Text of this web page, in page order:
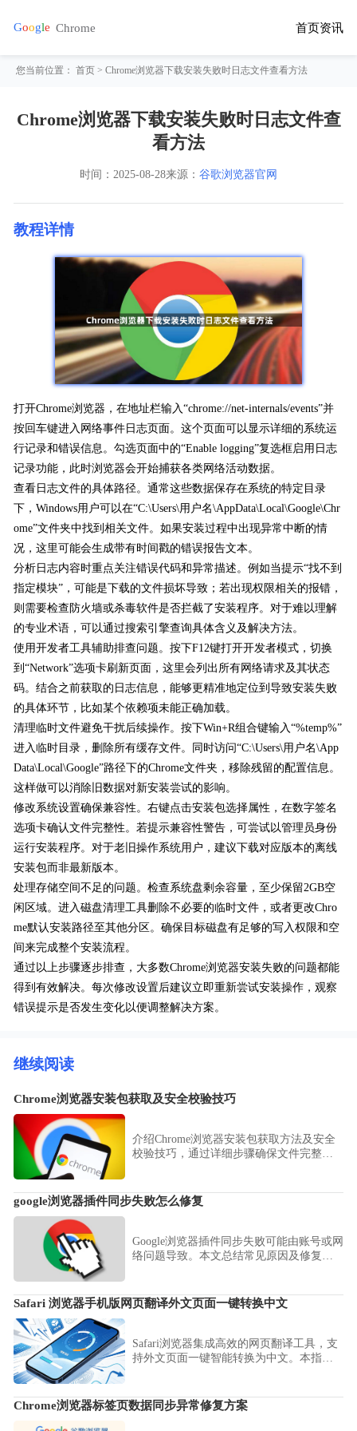
首页资讯
您当前位置：首页 > Chrome浏览器下载安装失败时日志文件查看方法
Chrome浏览器下载安装失败时日志文件查
看方法
时间： 2025-08-28来源： 谷歌浏览器官网
教程详情
打开Chrome浏览器，在地址栏输入“chrome://net-internals/events”并
按回车键进入网络事件日志页面。这个页面可以显示详细的系统运
行记录和错误信息。勾选页面中的“Enable logging”复选框启用日志
记录功能，此时浏览器会开始捕获各类网络活动数据。
查看日志文件的具体路径。通常这些数据保存在系统的特定目录
下，Windows用户可以在“C:\Users\用户名\AppData\Local\Google\Chr
ome”文件夹中找到相关文件。如果安装过程中出现异常中断的情
况，这里可能会生成带有时间戳的错误报告文本。
分析日志内容时重点关注错误代码和异常描述。例如当提示“找不到
指定模块”，可能是下载的文件损坏导致；若出现权限相关的报错，
则需要检查防火墙或杀毒软件是否拦截了安装程序。对于难以理解
的专业术语，可以通过搜索引擎查询具体含义及解决方法。
使用开发者工具辅助排查问题。按下F12键打开开发者模式，切换
到“Network”选项卡刷新页面，这里会列出所有网络请求及其状态
码。结合之前获取的日志信息，能够更精准地定位到导致安装失败
的具体环节，比如某个依赖项未能正确加载。
清理临时文件避免干扰后续操作。按下Win+R组合键输入“%temp%”
进入临时目录，删除所有缓存文件。同时访问“C:\Users\用户名\App
Data\Local\Google”路径下的Chrome文件夹，移除残留的配置信息。
这样做可以消除旧数据对新安装尝试的影响。
修改系统设置确保兼容性。右键点击安装包选择属性，在数字签名
选项卡确认文件完整性。若提示兼容性警告，可尝试以管理员身份
运行安装程序。对于老旧操作系统用户，建议下载对应版本的离线
安装包而非最新版本。
处理存储空间不足的问题。检查系统盘剩余容量，至少保留2GB空
闲区域。进入磁盘清理工具删除不必要的临时文件，或者更改Chro
me默认安装路径至其他分区。确保目标磁盘有足够的写入权限和空
间来完成整个安装流程。
通过以上步骤逐步排查，大多数Chrome浏览器安装失败的问题都能
得到有效解决。每次修改设置后建议立即重新尝试安装操作，观察
错误提示是否发生变化以便调整解决方案。
继续阅读
Chrome浏览器安装包获取及安全校验技巧
介绍Chrome浏览器安装包获取方法及安全
校验技巧，通过详细步骤确保文件完整与
google浏览器插件同步失败怎么修复
Google浏览器插件同步失败可能由账号或网
络问题导致。本文总结常见原因及修复方
Safari 浏览器手机版网页翻译外文页面一键转换中文
Safari浏览器集成高效的网页翻译工具，支
持外文页面一键智能转换为中文。本指南
动端的跨语言浏览变得前所未有的快捷与
Chrome浏览器标签页数据同步异常修复方案